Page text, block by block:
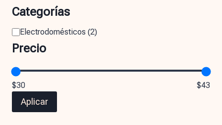
Categorías
Electrodomésticos (2)
Precio
$30 $43
Aplicar